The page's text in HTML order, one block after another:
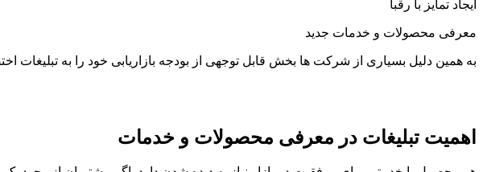
ایجاد تمایز با رقبا
معرفی محصولات و خدمات جدید
به همین دلیل بسیاری از شرکت ها بخش قابل توجهی از بودجه بازاریابی خود را به تبلیغات
اهمیت تبلیغات در معرفی محصولات و خدمات